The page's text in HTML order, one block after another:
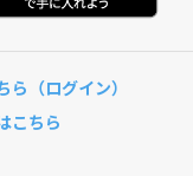
（ログイン）
こちら